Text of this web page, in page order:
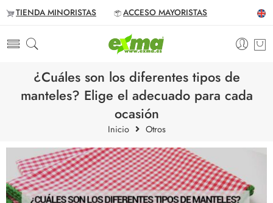
TIENDA MINORISTAS ACCESO MAYORISTAS
¿Cuáles son los diferentes tipos de
manteles? Elige el adecuado para cada
ocasión
Inicio Otros